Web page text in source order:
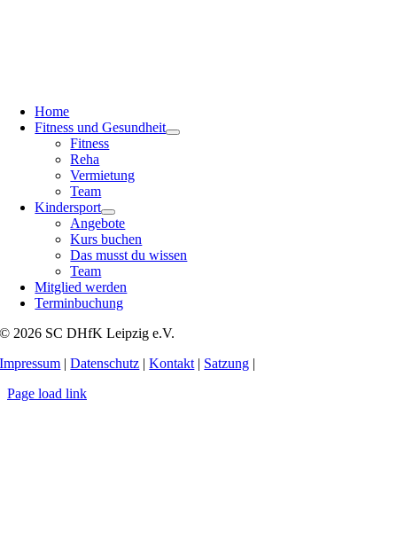
Home
Fitness und Gesundheit
Fitness
Reha
Vermietung
Team
Kindersport
Angebote
Kurs buchen
Das musst du wissen
Team
Mitglied werden
Terminbuchung
© 2026 SC DHfK Leipzig e.V.
Impressum |Datenschutz |Kontakt | Satzung |
Page load link